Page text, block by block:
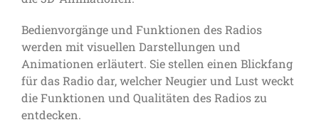
Bedienvorgänge und Funktionen des Radios
werden mit visuellen Darstellungen und
Animationen erläutert. Sie stellen einen Blickfang
für das Radio dar, welcher Neugier und Lust weckt
die Funktionen und Qualitäten des Radios zu
entdecken.